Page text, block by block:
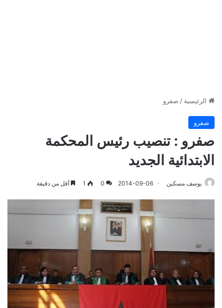
الرئيسية / صفرو
صفرو
صفرو : تنصيب رئيس المحكمة
الابتدائية الجديد
يوسف مسكين 2014-09-06
0
1 أقل من دقيقة